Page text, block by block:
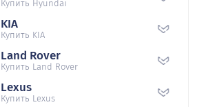
Купить Hyundai
KIA
Купить KIA
Land Rover
Купить Land Rover
Lexus
Купить Lexus